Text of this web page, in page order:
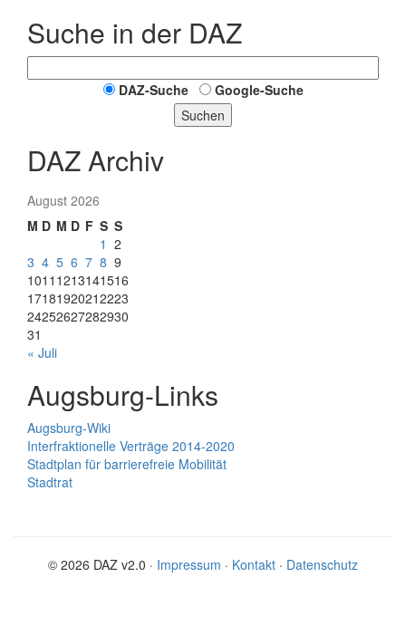
Suche in der DAZ
DAZ-Suche
Google-Suche
Suchen
DAZ Archiv
August 2026
M D M D F S S
1 2
3 4 5 6 7 8 9
1011 1213141516
17181920212223
24252627282930
31
« Juli
Augsburg-Links
Augsburg-Wiki
Interfraktionelle Verträge 2014-2020
Stadtplan für barrierefreie Mobilität
Stadtrat
© 2026 DAZ v2.0 · Impressum · Kontakt · Datenschutz